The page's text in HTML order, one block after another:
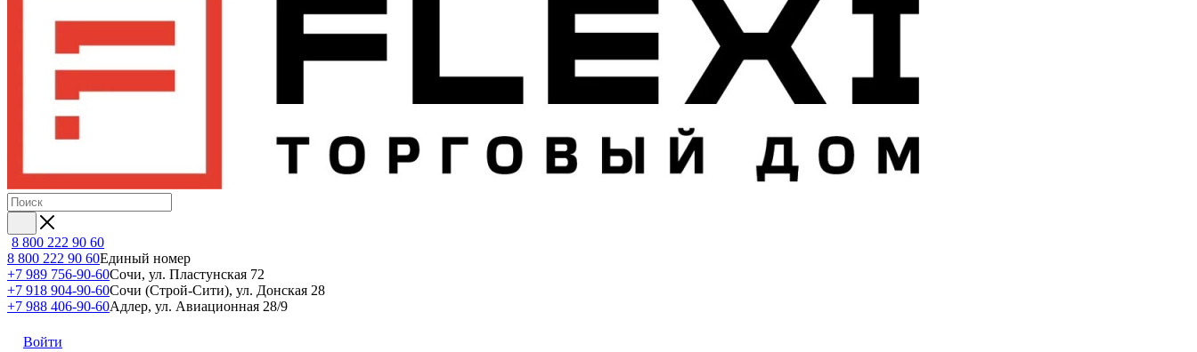
8 800 222 90 60
8 800 222 90 60Единый номер
+7 989 756-90-60Сочи, ул. Пластунская 72
+7 918 904-90-60Сочи (Строй-Сити), ул. Донская 28
+7 988 406-90-60Адлер, ул. Авиационная 28/9
Войти